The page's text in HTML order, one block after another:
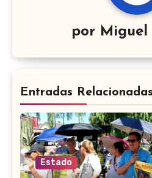
por Miguel
Entradas Relacionadas
Estado